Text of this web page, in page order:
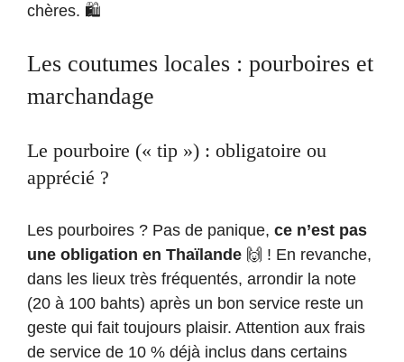
chères. 🛍️
Les coutumes locales : pourboires et
marchandage
Le pourboire (« tip ») : obligatoire ou
apprécié ?
Les pourboires ? Pas de panique, ce n’est pas
une obligation en Thaïlande 🙌 ! En revanche,
dans les lieux très fréquentés, arrondir la note
(20 à 100 bahts) après un bon service reste un
geste qui fait toujours plaisir. Attention aux frais
de service de 10 % déjà inclus dans certains